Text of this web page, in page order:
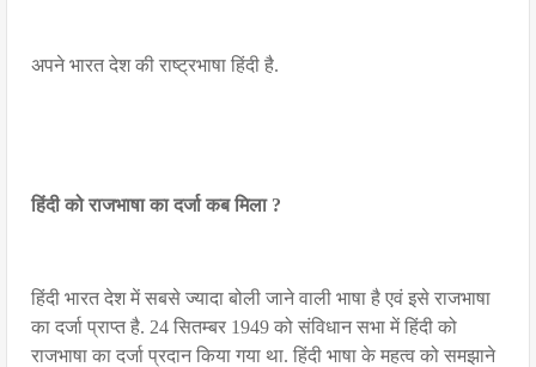
अपने भारत देश की राष्ट्रभाषा हिंदी है.
हिंदी को राजभाषा का दर्जा कब मिला ?
हिंदी भारत देश में सबसे ज्यादा बोली जाने वाली भाषा है एवं इसे राजभाषा
का दर्जा प्राप्त है. 24 सितम्बर 1949 को संविधान सभा में हिंदी को
राजभाषा का दर्जा प्रदान किया गया था. हिंदी भाषा के महत्व को समझाने